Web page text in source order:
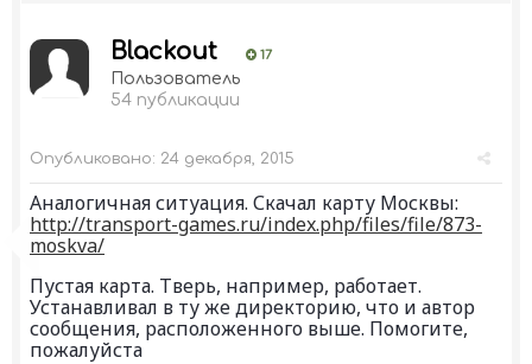
Blackout 17
Пользователь
54 публикации
Опубликовано: 24 декабря, 2015
Аналогичная ситуация. Скачал карту Москвы:
http://transport-games.ru/index.php/files/file/873-
moskva/
Пустая карта. Тверь, например, работает.
Устанавливал в ту же директорию, что и автор
сообщения, расположенного выше. Помогите,
пожалуйста